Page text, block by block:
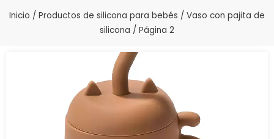
Inicio / Productos de silicona para bebés / Vaso con pajita de
silicona / Página 2